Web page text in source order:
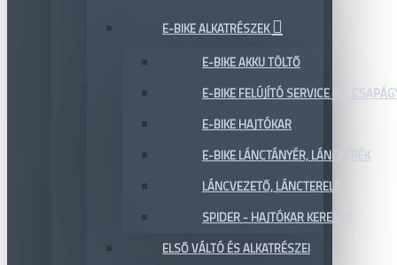
E-BIKE ALKATRÉSZEK
E-BIKE AKKU TÖLTŐ
E-BIKE FELÚJÍTÓ SERVICE KIT,
E-BIKE HAJTÓKAR
E-BIKE LÁNCTÁNYÉR, LÁNCKERÉK
LÁNCVEZETŐ, LÁNCTERELŐ
SPIDER - HAJTÓKAR KERESZT
ELSŐ VÁLTÓ ÉS ALKATRÉSZEI